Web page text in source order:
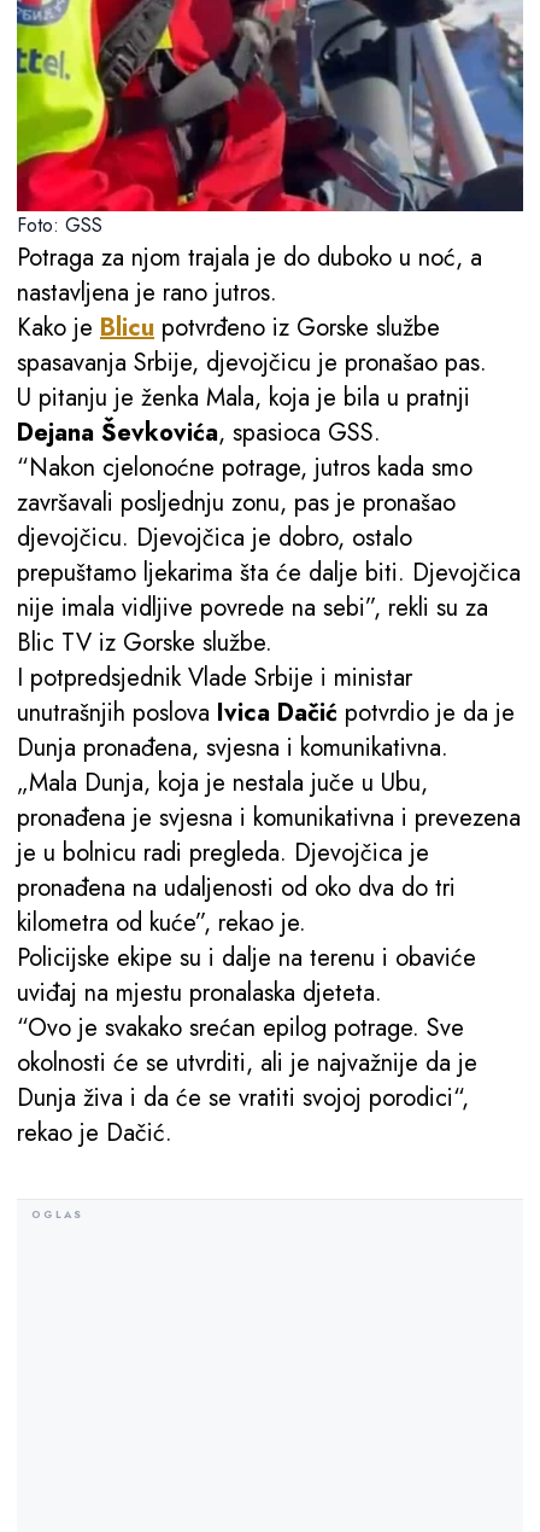
Foto: GSS
Potraga za njom trajala je do duboko u noć, a
nastavljena je rano jutros.
Kako je Blicu potvrđeno iz Gorske službe
spasavanja Srbije, djevojčicu je pronašao pas.
U pitanju je ženka Mala, koja je bila u pratnji
Dejana Ševkovića, spasioca GSS.
“Nakon cjelonoćne potrage, jutros kada smo
završavali posljednju zonu, pas je pronašao
djevojčicu. Djevojčica je dobro, ostalo
prepuštamo ljekarima šta će dalje biti. Djevojčica
nije imala vidljive povrede na sebi”, rekli su za
Blic TV iz Gorske službe.
I potpredsjednik Vlade Srbije i ministar
unutrašnjih poslova Ivica Dačić potvrdio je da je
Dunja pronađena, svjesna i komunikativna.
„Mala Dunja, koja je nestala juče u Ubu,
pronađena je svjesna i komunikativna i prevezena
je u bolnicu radi pregleda. Djevojčica je
pronađena na udaljenosti od oko dva do tri
kilometra od kuće”, rekao je.
Policijske ekipe su i dalje na terenu i obaviće
uviđaj na mjestu pronalaska djeteta.
“Ovo je svakako srećan epilog potrage. Sve
okolnosti će se utvrditi, ali je najvažnije da je
Dunja živa i da će se vratiti svojoj porodici“,
rekao je Dačić.